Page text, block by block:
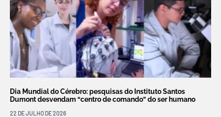
Dia Mundial do Cérebro: pesquisas do Instituto Santos
Dumont desvendam “centro de comando” do ser humano
22 DE JULHO DE 2026